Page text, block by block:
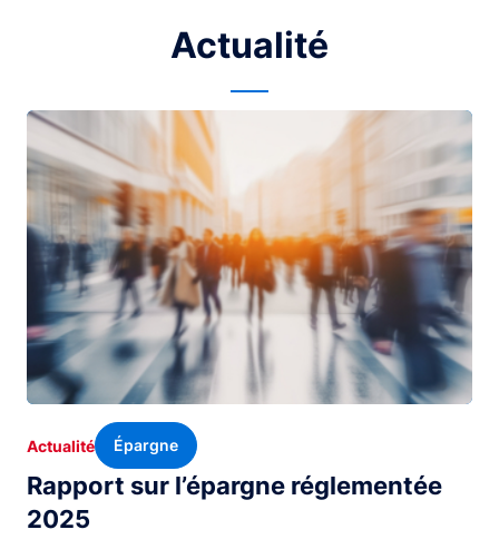
Actualité
Image
Rapport sur l’épargne réglementée
2025
Actualité Épargne